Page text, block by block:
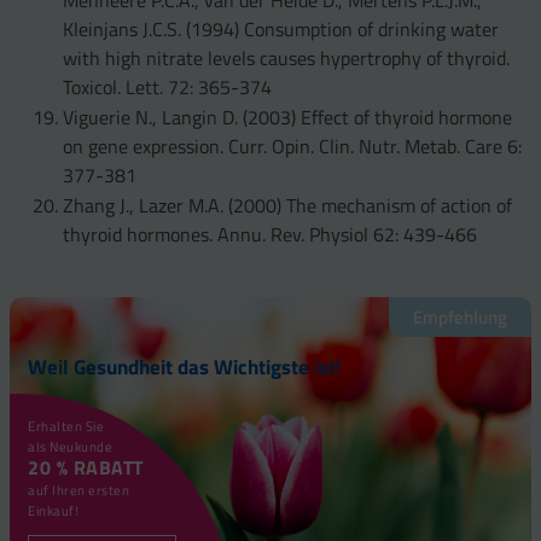
Kleinjans J.C.S. (1994) Consumption of drinking water
with high nitrate levels causes hypertrophy of thyroid.
Toxicol. Lett. 72: 365-374
Viguerie N., Langin D. (2003) Effect of thyroid hormone
on gene expression. Curr. Opin. Clin. Nutr. Metab. Care 6:
377-381
Zhang J., Lazer M.A. (2000) The mechanism of action of
thyroid hormones. Annu. Rev. Physiol 62: 439-466
Empfehlung
Weil Gesundheit das Wichtigste ist!
Erhalten Sie
als Neukunde
20 % RABATT
auf Ihren ersten
Einkauf!